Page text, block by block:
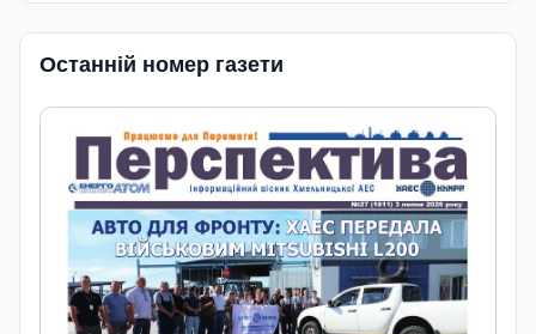
Останній номер газети